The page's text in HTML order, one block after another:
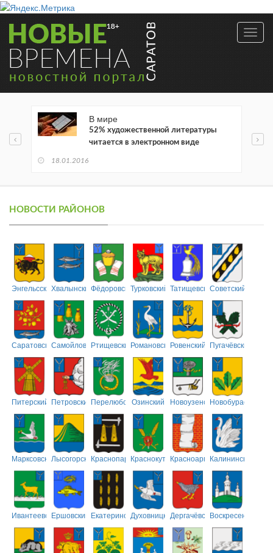
В мире
52% художественной литературы
читается в электронном виде
18.01.2016
НОВОСТИ РАЙОНОВ
ЭнгельсскийХвалынскийФёдоровскийТурковский ТатищевскийСоветский
СаратовскийСамойловскийРтищевскийРомановскийРовенский Пугачёвский
Питерский ПетровскийПерелюбскийОзинский НовоузенскийНовобурасский
МарксовскийЛысогорскийКраснопартизанский
КраснокутскийКрасноармейский
Калининский
ИвантеевскийЕршовский ЕкатериновскийДуховницкийДергачёвскийВоскресенский